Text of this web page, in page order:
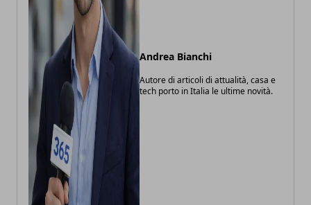
Andrea Bianchi
Autore di articoli di attualità, casa e
tech porto in Italia le ultime novità.